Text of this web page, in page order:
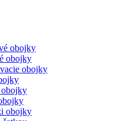
obojky
obojky
obojky
obojky